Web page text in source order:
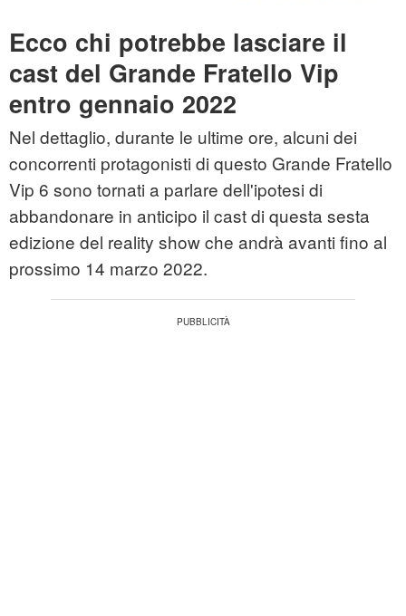
Ecco chi potrebbe lasciare il
cast del Grande Fratello Vip
entro gennaio 2022
Nel dettaglio, durante le ultime ore, alcuni dei
concorrenti protagonisti di questo Grande Fratello
Vip 6 sono tornati a parlare dell'ipotesi di
abbandonare in anticipo il cast di questa sesta
edizione del reality show che andrà avanti fino al
prossimo 14 marzo 2022.